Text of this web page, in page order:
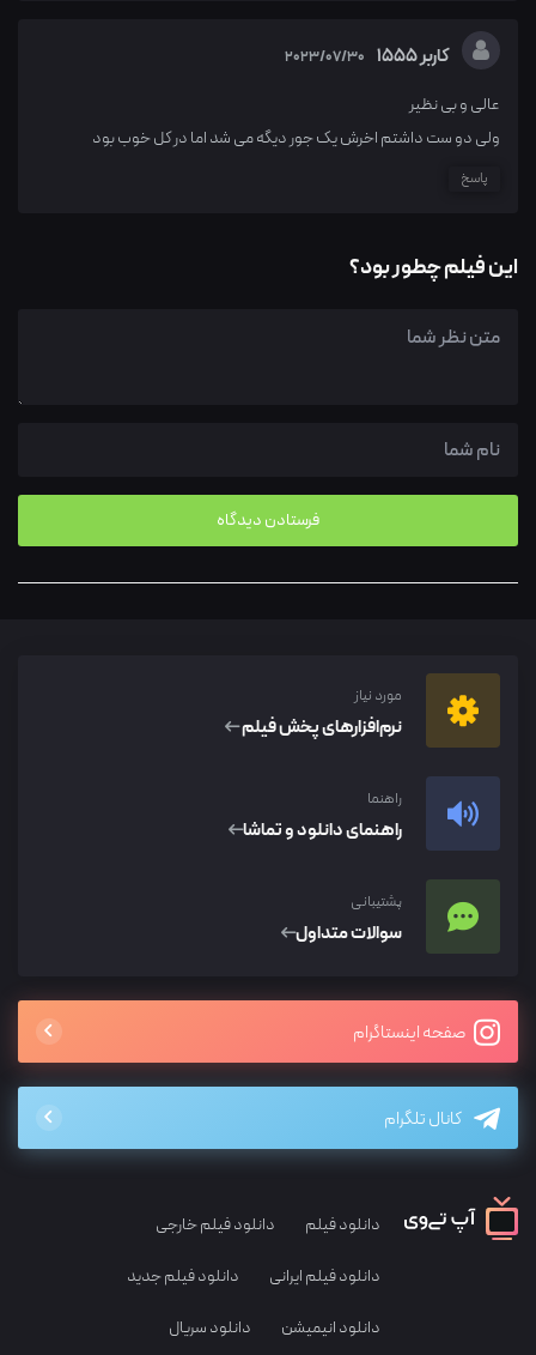
کاربر 1555 2023/07/30
عالی و بی نظیر
ولی دو ست داشتم اخرش یک جور دیگه می شد اما در کل خوب بود
پاسخ
این فیلم چطور بود؟
مورد نیاز
نرم‌افزار‌های پخش فیلم
راهنما
راهنمای دانلود و تماشا
پشتیبانی
سوالات متداول
صفحه اینستاگرام
کانال تلگرام
دانلود فیلم دانلود فیلم خارجی
دانلود فیلم ایرانی دانلود فیلم جدید
دانلود انیمیشن دانلود سریال